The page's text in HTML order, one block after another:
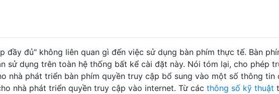
đầy đủ" không liên quan gì đến việc sử dụng bàn phím thực tế. Bàn
sử dụng trên toàn hệ thống bất kể cài đặt này. Nói tóm lại, cho phép
nhà phát triển bàn phím quyền truy cập bổ sung vào một số thông tin
nhà phát triển quyền truy cập vào internet. Từ các thông số kỹ thuật